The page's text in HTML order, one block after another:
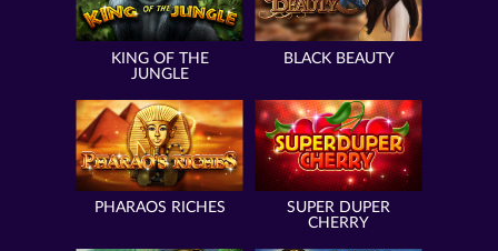
KING OF THE
JUNGLE
BLACK BEAUTY
PHARAOS RICHES
SUPER DUPER
CHERRY